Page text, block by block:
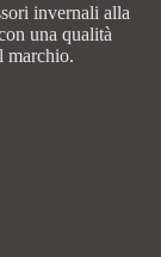
invernali alla
una qualità
marchio.